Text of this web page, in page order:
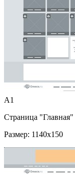
A1
Страница "Главная"
Размер: 1140x150